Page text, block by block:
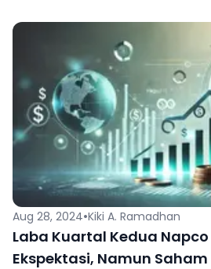
Aug 28, 2024•Kiki A. Ramadhan
Laba Kuartal Kedua Napco
Ekspektasi, Namun Saham